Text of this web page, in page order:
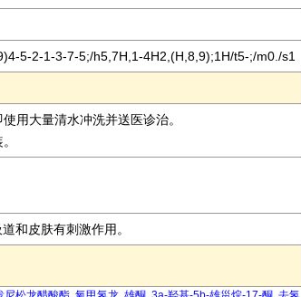
5-2-1-3-7-5;/h5,7H,1-4H2,(H,8,9);1H/t5-;/m0./s1
用大量清水冲洗并送医诊治。
和皮肤有刺激作用。